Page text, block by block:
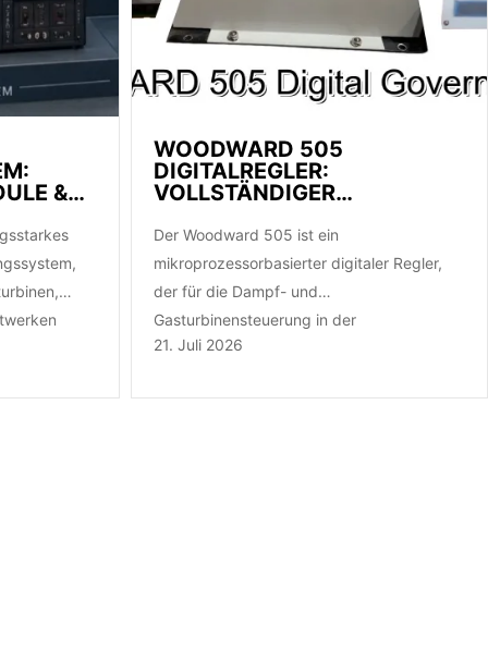
&
WOODWARD 505
DIGITALREGLER:
VOLLSTÄNDIGER
ERSATZTEILE
Der Woodward 505 ist ein
mikroprozessorbasierter digitaler Regler,
der für die Dampf- und
Gasturbinensteuerung in der
Stromerzeugung, der Öl- und der
wurde. Er bietet hochpräzise…
21. Juli 2026